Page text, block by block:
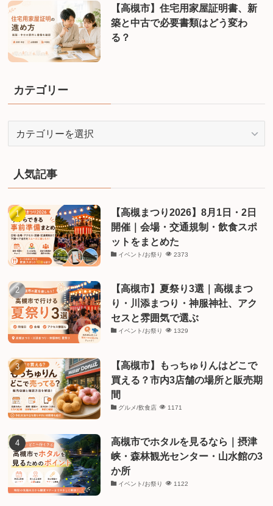
【高槻市】住宅用家屋証明書、新
築と中古で必要書類はどう変わ
る？
カテゴリー
リ
ー
人気記事
【高槻まつり2026】8月1日・2日
開催｜会場・交通規制・飲食スポ
ットをまとめた
イベント/お祭り 2373
【高槻市】夏祭り3選｜高槻まつ
り・川添まつり・神服神社、アク
セスと雰囲気で選ぶ
イベント/お祭り 1329
【高槻市】もっちゅりんはどこで
買える？市内3店舗の場所と販売期
間
グルメ/飲食店 1171
高槻市でホタルを見るなら｜摂津
峡・森林観光センター・山水館の3
か所
イベント/お祭り 1122